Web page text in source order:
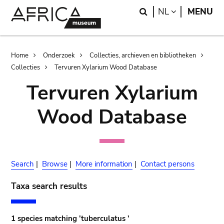
Search
NL LANGUAGE
MENU
Breadcrumb
Home Onderzoek
Collecties, archieven en bibliotheken
Collecties
Tervuren Xylarium Wood Database
Tervuren Xylarium
Wood Database
Search | Browse | More information | Contact persons
Taxa search results
1 species matching 'tuberculatus '